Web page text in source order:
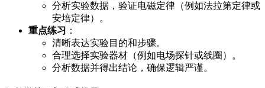
分析实验数据，验证电磁定律（例如法拉第定律或
安培定律）。
重点练习 ：
清晰表达实验目的和步骤。
合理选择实验器材（例如电场探针或线圈）。
分析数据并得出结论，确保逻辑严谨。